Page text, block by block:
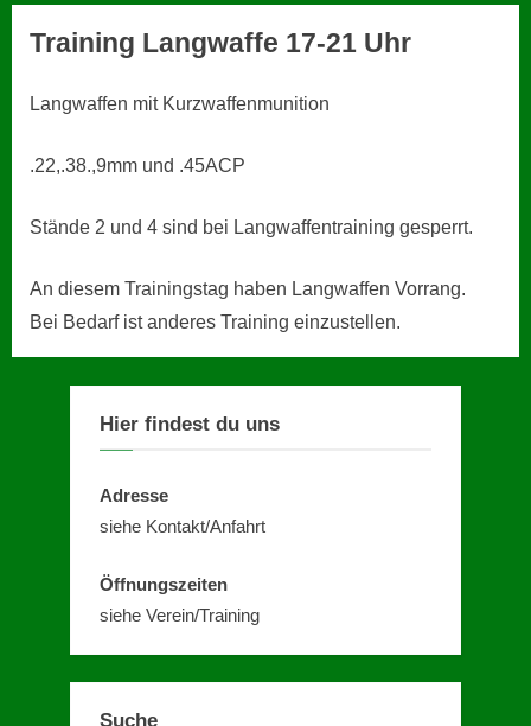
Training Langwaffe 17-21 Uhr
Langwaffen mit Kurzwaffenmunition
.22,.38.,9mm und .45ACP
Stände 2 und 4 sind bei Langwaffentraining gesperrt.
An diesem Trainingstag haben Langwaffen Vorrang.
Bei Bedarf ist anderes Training einzustellen.
Hier findest du uns
Adresse
siehe Kontakt/Anfahrt
Öffnungszeiten
siehe Verein/Training
Suche